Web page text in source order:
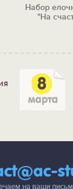
Набор
"На
на ваши